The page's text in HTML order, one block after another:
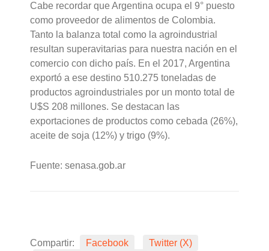
Cabe recordar que Argentina ocupa el 9° puesto
como proveedor de alimentos de Colombia.
Tanto la balanza total como la agroindustrial
resultan superavitarias para nuestra nación en el
comercio con dicho país. En el 2017, Argentina
exportó a ese destino 510.275 toneladas de
productos agroindustriales por un monto total de
U$S 208 millones. Se destacan las
exportaciones de productos como cebada (26%),
aceite de soja (12%) y trigo (9%).
Fuente: senasa.gob.ar
Compartir: Facebook
Twitter (X)